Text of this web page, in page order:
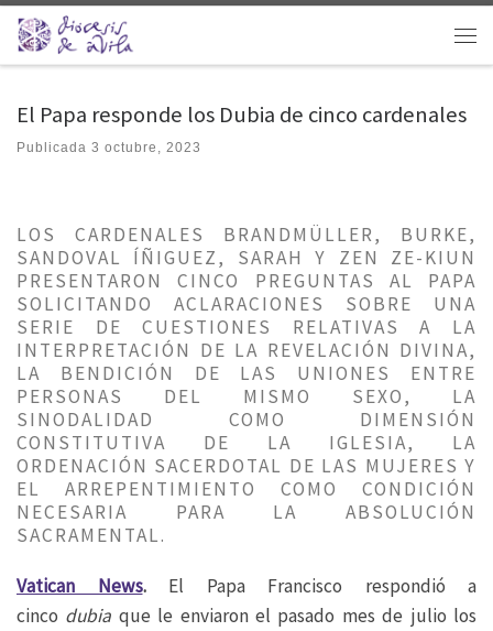
Saltar al contenido
El Papa responde los Dubia de cinco cardenales
Publicada 3 octubre, 2023
LOS CARDENALES BRANDMÜLLER, BURKE,
SANDOVAL ÍÑIGUEZ, SARAH Y ZEN ZE-KIUN
PRESENTARON CINCO PREGUNTAS AL PAPA
SOLICITANDO ACLARACIONES SOBRE UNA
SERIE DE CUESTIONES RELATIVAS A LA
INTERPRETACIÓN DE LA REVELACIÓN DIVINA,
LA BENDICIÓN DE LAS UNIONES ENTRE
PERSONAS DEL MISMO SEXO, LA
SINODALIDAD COMO DIMENSIÓN
CONSTITUTIVA DE LA IGLESIA, LA
ORDENACIÓN SACERDOTAL DE LAS MUJERES Y
EL ARREPENTIMIENTO COMO CONDICIÓN
NECESARIA PARA LA ABSOLUCIÓN
SACRAMENTAL.
Vatican News. El Papa Francisco respondió a
cinco dubia que le enviaron el pasado mes de julio los